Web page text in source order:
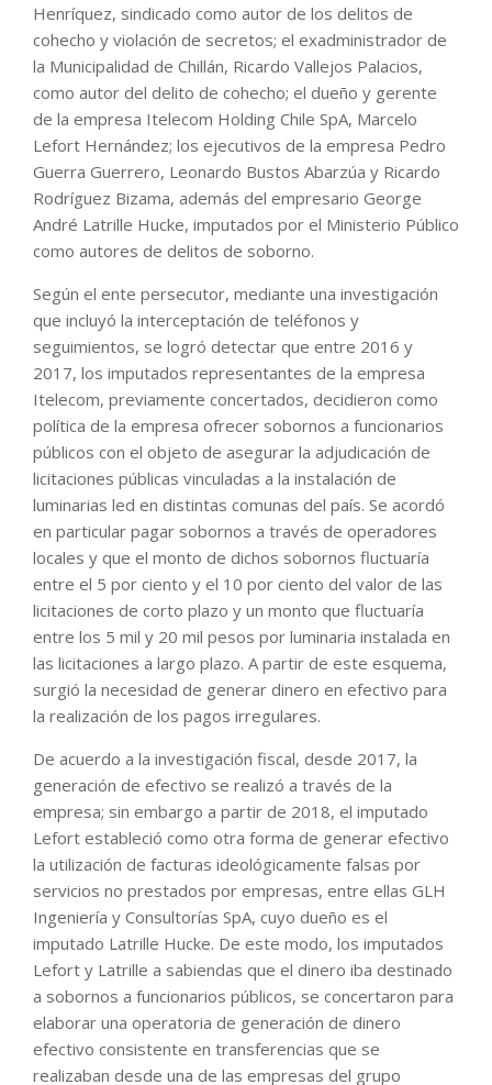
Henríquez, sindicado como autor de los delitos de
cohecho y violación de secretos; el exadministrador de
la Municipalidad de Chillán, Ricardo Vallejos Palacios,
como autor del delito de cohecho; el dueño y gerente
de la empresa Itelecom Holding Chile SpA, Marcelo
Lefort Hernández; los ejecutivos de la empresa Pedro
Guerra Guerrero, Leonardo Bustos Abarzúa y Ricardo
Rodríguez Bizama, además del empresario George
André Latrille Hucke, imputados por el Ministerio Público
como autores de delitos de soborno.
Según el ente persecutor, mediante una investigación
que incluyó la interceptación de teléfonos y
seguimientos, se logró detectar que entre 2016 y
2017, los imputados representantes de la empresa
Itelecom, previamente concertados, decidieron como
política de la empresa ofrecer sobornos a funcionarios
públicos con el objeto de asegurar la adjudicación de
licitaciones públicas vinculadas a la instalación de
luminarias led en distintas comunas del país. Se acordó
en particular pagar sobornos a través de operadores
locales y que el monto de dichos sobornos fluctuaría
entre el 5 por ciento y el 10 por ciento del valor de las
licitaciones de corto plazo y un monto que fluctuaría
entre los 5 mil y 20 mil pesos por luminaria instalada en
las licitaciones a largo plazo. A partir de este esquema,
surgió la necesidad de generar dinero en efectivo para
la realización de los pagos irregulares.
De acuerdo a la investigación fiscal, desde 2017, la
generación de efectivo se realizó a través de la
empresa; sin embargo a partir de 2018, el imputado
Lefort estableció como otra forma de generar efectivo
la utilización de facturas ideológicamente falsas por
servicios no prestados por empresas, entre ellas GLH
Ingeniería y Consultorías SpA, cuyo dueño es el
imputado Latrille Hucke. De este modo, los imputados
Lefort y Latrille a sabiendas que el dinero iba destinado
a sobornos a funcionarios públicos, se concertaron para
elaborar una operatoria de generación de dinero
efectivo consistente en transferencias que se
realizaban desde una de las empresas del grupo